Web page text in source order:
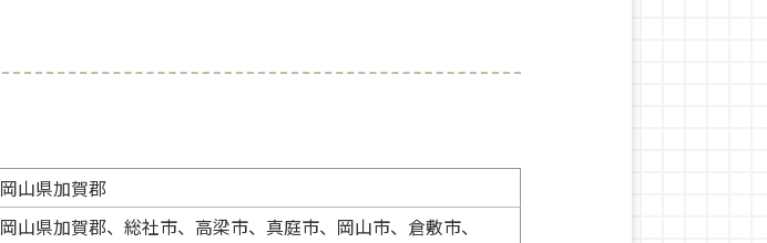
岡山県加賀郡
岡山県加賀郡、総社市、高梁市、真庭市、岡山市、倉敷市、